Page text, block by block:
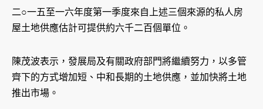
二○一五至一六年度第一季度來自上述三個來源的私人房
屋土地供應估計可提供約六千二百個單位。
陳茂波表示，發展局及有關政府部門將繼續努力，以多管
齊下的方式增加短、中和長期的土地供應，並加快將土地
推出市場。